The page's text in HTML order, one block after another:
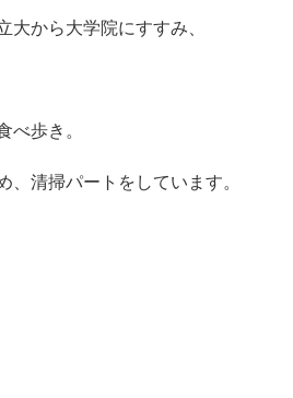
から大学院にすすみ、
歩き。
清掃パートをしています。